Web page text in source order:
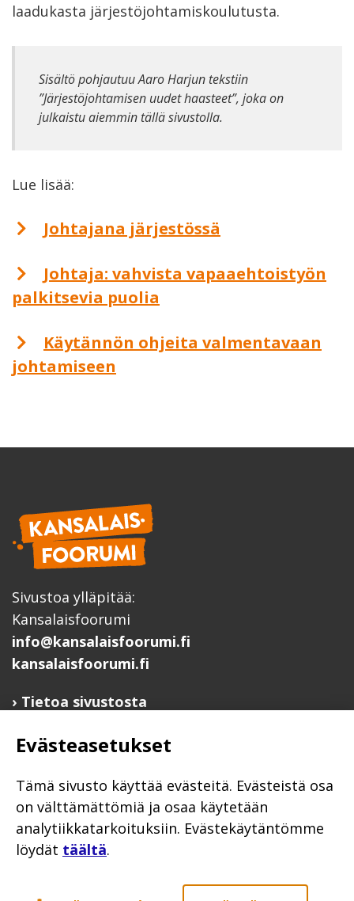
laadukasta järjestöjohtamiskoulutusta.
Sisältö pohjautuu Aaro Harjun tekstiin
”Järjestöjohtamisen uudet haasteet”, joka on
julkaistu aiemmin tällä sivustolla.
Lue lisää:
Johtajana järjestössä
Johtaja: vahvista vapaaehtoistyön
palkitsevia puolia
Käytännön ohjeita valmentavaan
johtamiseen
Sivustoa ylläpitää:
Kansalaisfoorumi
info@kansalaisfoorumi.fi
kansalaisfoorumi.fi
Tietoa sivustosta
Ilmoita järjestösi järjestöhakemistoon
Järjestötietäjä-testi
Anna palautetta
Saavutettavuusseloste
Evästekäytännöt
Evästeasetukset
Tämä sivusto käyttää evästeitä. Evästeistä osa
on välttämättömiä ja osaa käytetään
analytiikkatarkoituksiin. Evästekäytäntömme
löydät täältä.